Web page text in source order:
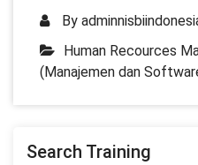
By
Human Recources
(Manajemen dan
Search Training